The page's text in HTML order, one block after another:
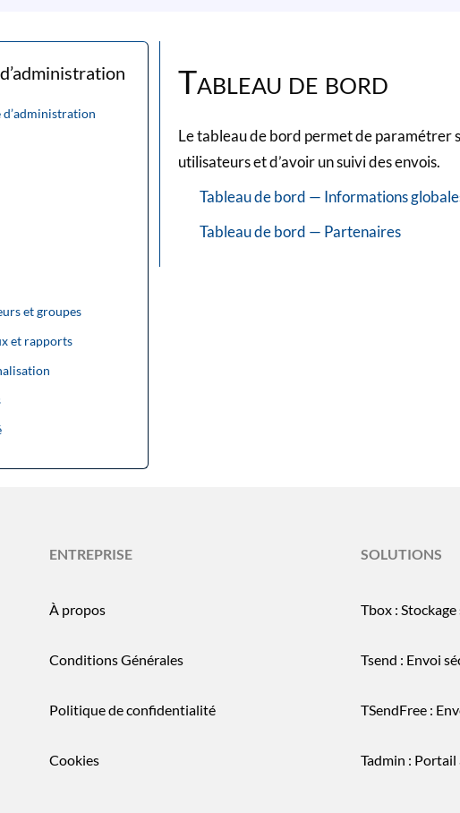
d’administration
et groupes
et rapports
Tableau de bord
Le tableau de bord permet de paramétrer
utilisateurs et d’avoir un suivi des envois.
Tableau de bord — Informations
Tableau de bord — Partenaires
ENTREPRISE
À propos
Conditions Générales
Politique de confidentialité
Cookies
SOLUTIONS
Tbox :
Tsend : Envoi
TSendFree :
Tadmin :